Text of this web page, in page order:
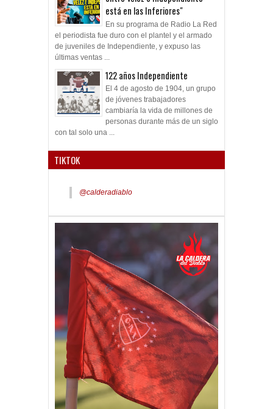
está en las Inferiores"
En su programa de Radio La Red
el periodista fue duro con el plantel y el armado
de juveniles de Independiente, y expuso las
últimas ventas ...
122 años Independiente
El 4 de agosto de 1904, un grupo
de jóvenes trabajadores
cambiaría la vida de millones de
personas durante más de un siglo
con tal solo una ...
TIKTOK
@calderadiablo